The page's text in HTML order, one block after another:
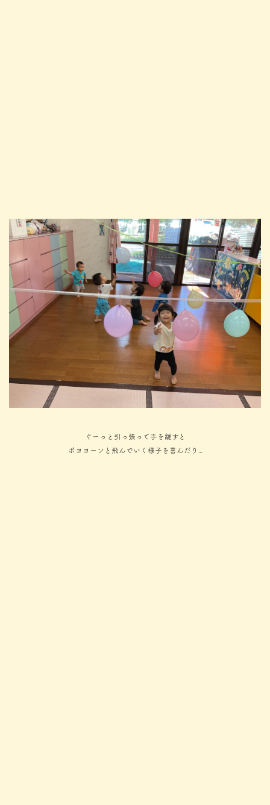
ぐーっと引っ張って手を離すと
ポヨヨーンと飛んでいく様子を喜んだり…